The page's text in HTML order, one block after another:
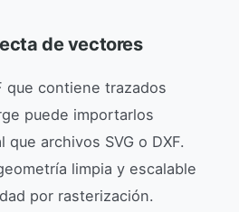
de vectores
que contiene trazados
puede importarlos
archivos SVG o DXF.
limpia y escalable
por rasterización.